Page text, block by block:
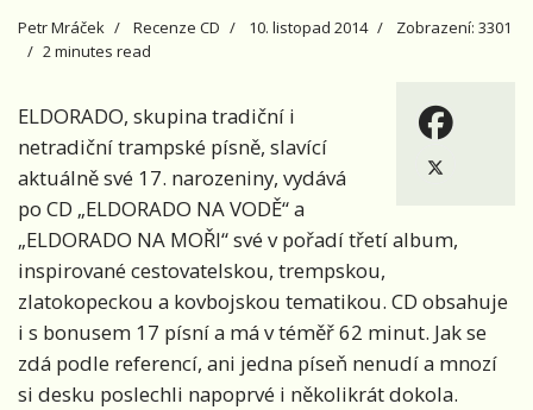
Petr Mráček Recenze CD 10. listopad 2014
Zobrazení: 3301
2 minutes read
ELDORADO, skupina tradiční i
netradiční trampské písně, slavící
aktuálně své 17. narozeniny, vydává
po CD „ELDORADO NA VODĚ“ a
„ELDORADO NA MOŘI“ své v pořadí třetí album,
inspirované cestovatelskou, trempskou,
zlatokopeckou a kovbojskou tematikou. CD obsahuje
i s bonusem 17 písní a má v téměř 62 minut. Jak se
zdá podle referencí, ani jedna píseň nenudí a mnozí
si desku poslechli napoprvé i několikrát dokola.